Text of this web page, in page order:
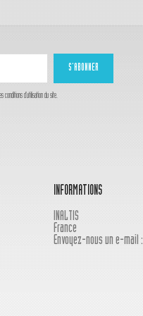
conditions d'utilisation du site.
INFORMATIONS
INALTIS
France
Envoyez-nous un e-mail :